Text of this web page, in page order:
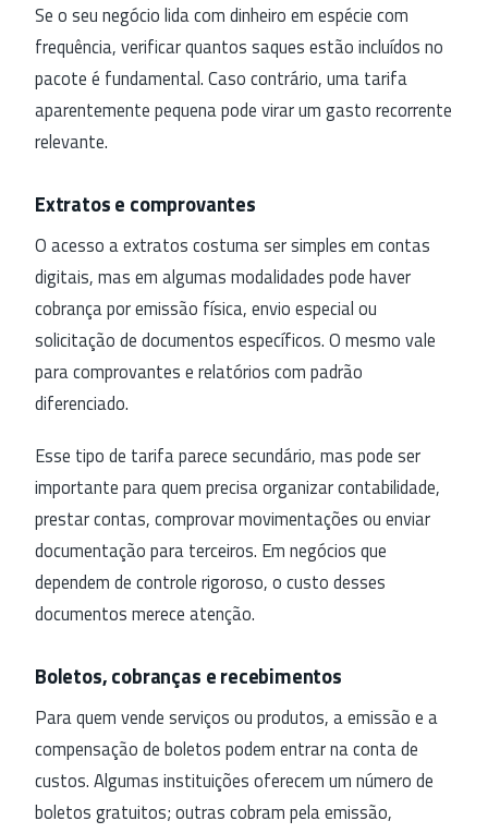
Se o seu negócio lida com dinheiro em espécie com
frequência, verificar quantos saques estão incluídos no
pacote é fundamental. Caso contrário, uma tarifa
aparentemente pequena pode virar um gasto recorrente
relevante.
Extratos e comprovantes
O acesso a extratos costuma ser simples em contas
digitais, mas em algumas modalidades pode haver
cobrança por emissão física, envio especial ou
solicitação de documentos específicos. O mesmo vale
para comprovantes e relatórios com padrão
diferenciado.
Esse tipo de tarifa parece secundário, mas pode ser
importante para quem precisa organizar contabilidade,
prestar contas, comprovar movimentações ou enviar
documentação para terceiros. Em negócios que
dependem de controle rigoroso, o custo desses
documentos merece atenção.
Boletos, cobranças e recebimentos
Para quem vende serviços ou produtos, a emissão e a
compensação de boletos podem entrar na conta de
custos. Algumas instituições oferecem um número de
boletos gratuitos; outras cobram pela emissão,